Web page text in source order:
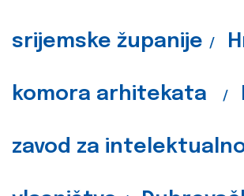
srijemske županije /
komora arhitekata /
zavod za